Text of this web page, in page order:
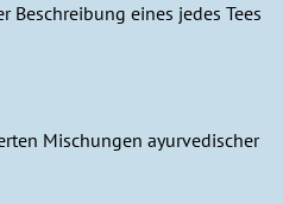
Beschreibung eines jedes Tees
Mischungen ayurvedischer